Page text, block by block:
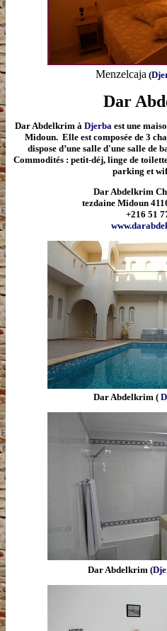
Menzelcaja(
Dar
Dar Abdelkrim à Djerbaest une
Midoun. Elle est composée de 3
dispose d’une salle d'une salle de
Commodités : petit-déj, linge de
parking et
Dar Abdelkrim
tezdaine Midoun
+216 51
Dar Abdelkrim (
Dar Abdelkrim (